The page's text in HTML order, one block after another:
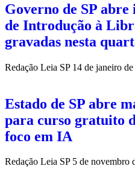
Governo de SP
de Introdução à
gravadas nesta
Redação Leia SP 14 de janeiro
Estado de SP abre
para curso gratuito
foco em IA
Redação Leia SP 5 de novembro